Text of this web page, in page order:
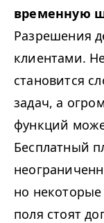
временную
Разрешения
клиентами.
становится
задач, а
функций
Бесплатный
но
поля стоят